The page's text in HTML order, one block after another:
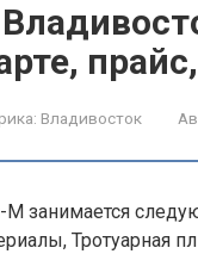
Владивосток
занимается
Тротуарная